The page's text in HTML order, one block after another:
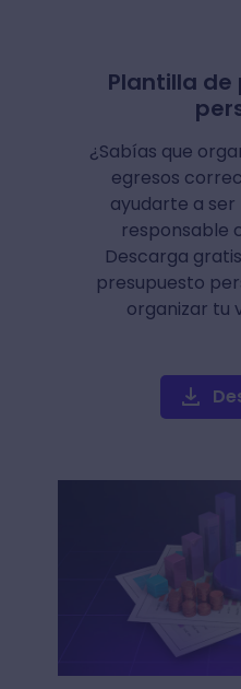
Plantilla
¿Sabías que
egresos
ayudarte a
responsable
Descarga
presupuesto
organizar tu